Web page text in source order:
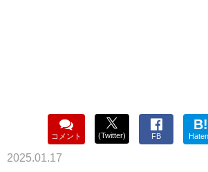
コメント (Twitter) FB
B!
2025.01.17